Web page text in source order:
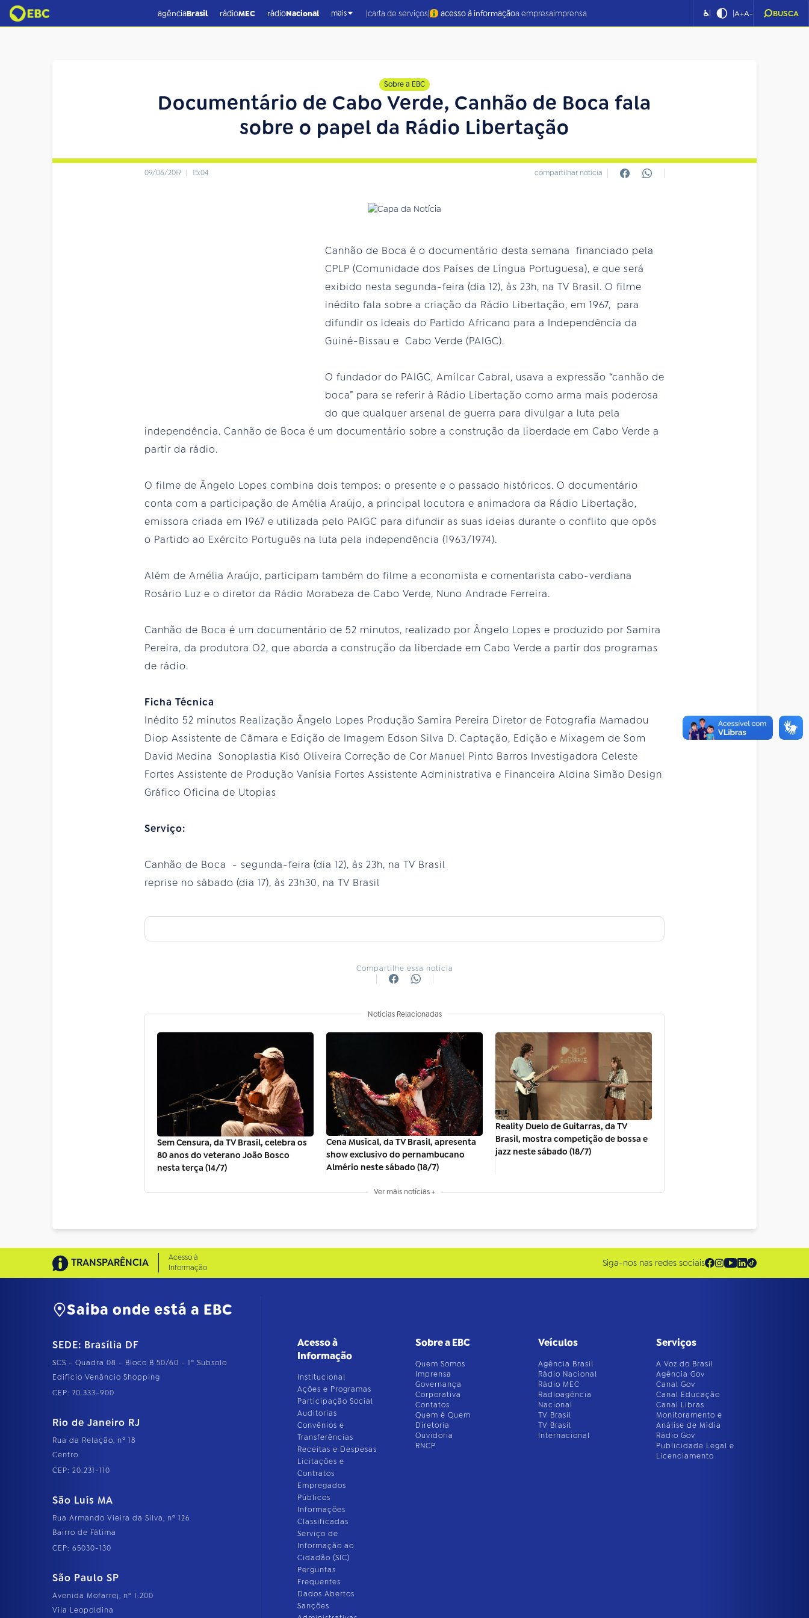
agênciaBrasil rádioMEC rádioNacional mais |carta de serviços| acesso à informaçãoa empresaimprensa ♿| |A+A- BUSCA
Sobre a EBC
Documentário de Cabo Verde, Canhão de Boca fala
sobre o papel da Rádio Libertação
09/06/2017 | 15:04 compartilhar notícia
Canhão de Boca é o documentário desta semana financiado pela
CPLP (Comunidade dos Países de Língua Portuguesa), e que será
exibido nesta segunda-feira (dia 12), às 23h, na TV Brasil. O filme
inédito fala sobre a criação da Rádio Libertação, em 1967, para
difundir os ideais do Partido Africano para a Independência da
Guiné-Bissau e Cabo Verde (PAIGC).
O fundador do PAIGC, Amílcar Cabral, usava a expressão “canhão de
boca” para se referir à Rádio Libertação como arma mais poderosa
do que qualquer arsenal de guerra para divulgar a luta pela
independência. Canhão de Boca é um documentário sobre a construção da liberdade em Cabo Verde a
partir da rádio.
O filme de Ângelo Lopes combina dois tempos: o presente e o passado históricos. O documentário
conta com a participação de Amélia Araújo, a principal locutora e animadora da Rádio Libertação,
emissora criada em 1967 e utilizada pelo PAIGC para difundir as suas ideias durante o conflito que opôs
o Partido ao Exército Português na luta pela independência (1963/1974).
Além de Amélia Araújo, participam também do filme a economista e comentarista cabo-verdiana
Rosário Luz e o diretor da Rádio Morabeza de Cabo Verde, Nuno Andrade Ferreira.
Canhão de Boca é um documentário de 52 minutos, realizado por Ângelo Lopes e produzido por Samira
Pereira, da produtora O2, que aborda a construção da liberdade em Cabo Verde a partir dos programas
de rádio.
Ficha Técnica
Inédito 52 minutos Realização Ângelo Lopes Produção Samira Pereira Diretor de Fotografia Mamadou
Diop Assistente de Câmara e Edição de Imagem Edson Silva D. Captação, Edição e Mixagem de Som
David Medina Sonoplastia Kisó Oliveira Correção de Cor Manuel Pinto Barros Investigadora Celeste
Fortes Assistente de Produção Vanísia Fortes Assistente Administrativa e Financeira Aldina Simão Design
Gráfico Oficina de Utopias
Serviço:
Canhão de Boca - segunda-feira (dia 12), às 23h, na TV Brasil
reprise no sábado (dia 17), às 23h30, na TV Brasil
Compartilhe essa notícia
Notícias Relacionadas
Sem Censura, da TV Brasil, celebra os
80 anos do veterano João Bosco
nesta terça (14/7)
Cena Musical, da TV Brasil, apresenta
show exclusivo do pernambucano
Almério neste sábado (18/7)
Reality Duelo de Guitarras, da TV
Brasil, mostra competição de bossa e
jazz neste sábado (18/7)
Ver mais notícias +
TRANSPARÊNCIA
Acesso à
Informação
Siga-nos nas redes sociais
Saiba onde está a EBC
SEDE: Brasília DF
SCS - Quadra 08 - Bloco B 50/60 - 1º Subsolo
Edifício Venâncio Shopping
CEP: 70.333-900
Rio de Janeiro RJ
Rua da Relação, nº 18
Centro
CEP: 20.231-110
São Luís MA
Rua Armando Vieira da Silva, nº 126
Bairro de Fátima
CEP: 65030-130
São Paulo SP
Avenida Mofarrej, nº 1.200
Vila Leopoldina
Acesso à
Informação
Institucional
Ações e Programas
Participação Social
Auditorias
Convênios e
Transferências
Receitas e Despesas
Licitações e
Contratos
Empregados
Públicos
Informações
Classificadas
Serviço de
Informação ao
Cidadão (SIC)
Perguntas
Frequentes
Dados Abertos
Sanções
Sobre a EBC
Quem Somos
Imprensa
Governança
Corporativa
Contatos
Quem é Quem
Diretoria
Ouvidoria
RNCP
Veículos
Agência Brasil
Rádio Nacional
Rádio MEC
Radioagência
Nacional
TV Brasil
TV Brasil
Internacional
Serviços
A Voz do Brasil
Agência Gov
Canal Gov
Canal Educação
Canal Libras
Monitoramento e
Análise de Mídia
Rádio Gov
Publicidade Legal e
Licenciamento